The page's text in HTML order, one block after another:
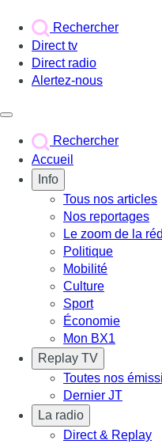
Rechercher
Direct tv
Direct radio
Alertez-nous
Rechercher
Accueil
Info
Tous nos articles
Nos reportages
Le zoom de la
Politique
Mobilité
Culture
Sport
Économie
Mon BX1
Replay TV
Toutes nos
Dernier JT
La radio
Direct & Replay